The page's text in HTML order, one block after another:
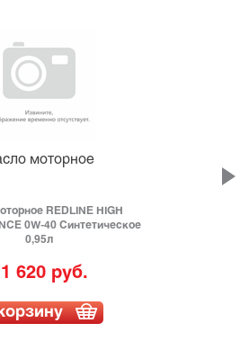
моторное
REDLINE HIGH
0W-40 Синтетическое
0,95л
1 620 руб.